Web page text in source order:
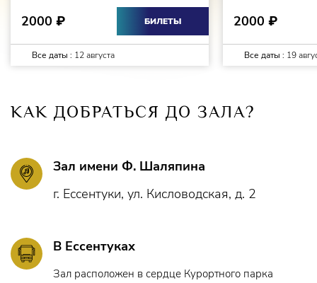
2000 ₽ БИЛЕТЫ
Все даты : 12 августа
2000 ₽
Все даты : 19
КАК ДОБРАТЬСЯ ДО ЗАЛА?
Зал имени Ф. Шаляпина
г. Ессентуки, ул. Кисловодская, д. 2
В Ессентуках
Зал расположен в сердце Курортного парка